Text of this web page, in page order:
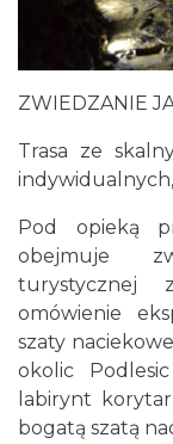
ZWIEDZANIE
Trasa ze
Pod opieką
obejmuje
turystycznej
omówienie
szaty
okolic
labirynt
bogatą szatą